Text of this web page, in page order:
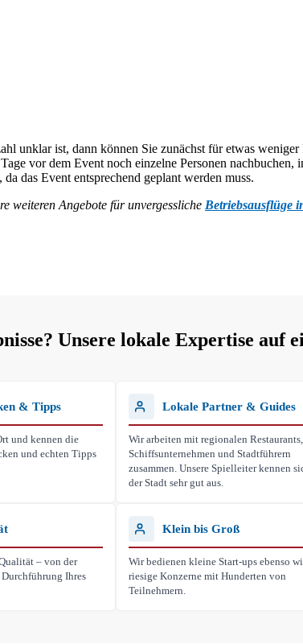
unklar ist, dann können Sie zunächst für etwas
vor dem Event noch einzelne Personen
das Event entsprechend geplant werden muss.
weiteren Angebote für unvergessliche Betriebsausflüge
Unsere lokale Expertise auf
& Tipps
und kennen die
und echten Tipps
Lokale Partner & Guides
Wir arbeiten mit regionalen Restaurants,
Schiffsunternehmen und Stadtführern
zusammen. Unsere Spielleiter kennen
der Stadt sehr gut aus.
– von der
Ihres
Klein bis Groß
Wir bedienen kleine Start-ups ebenso
riesige Konzerne mit Hunderten von
Teilnehmern.